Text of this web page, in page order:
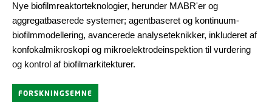
Nye biofilmreaktorteknologier, herunder MABR'er og
aggregatbaserede systemer; agentbaseret og kontinuum-
biofilmmodellering, avancerede analyseteknikker, inkluderet af
konfokalmikroskopi og mikroelektrodeinspektion til vurdering
og kontrol af biofilmarkitekturer.
FORSKNINGSEMNE